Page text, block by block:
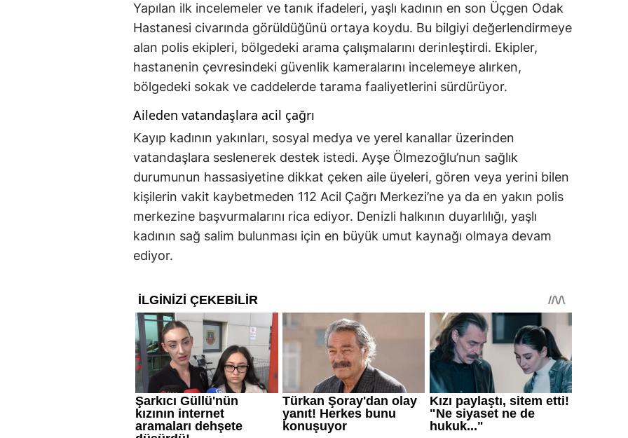
Yapılan ilk incelemeler ve tanık ifadeleri, yaşlı kadının en son Üçgen Odak
Hastanesi civarında görüldüğünü ortaya koydu. Bu bilgiyi değerlendirmeye
alan polis ekipleri, bölgedeki arama çalışmalarını derinleştirdi. Ekipler,
hastanenin çevresindeki güvenlik kameralarını incelemeye alırken,
bölgedeki sokak ve caddelerde tarama faaliyetlerini sürdürüyor.
Aileden vatandaşlara acil çağrı
Kayıp kadının yakınları, sosyal medya ve yerel kanallar üzerinden
vatandaşlara seslenerek destek istedi. Ayşe Ölmezoğlu’nun sağlık
durumunun hassasiyetine dikkat çeken aile üyeleri, gören veya yerini bilen
kişilerin vakit kaybetmeden 112 Acil Çağrı Merkezi’ne ya da en yakın polis
merkezine başvurmalarını rica ediyor. Denizli halkının duyarlılığı, yaşlı
kadının sağ salim bulunması için en büyük umut kaynağı olmaya devam
ediyor.